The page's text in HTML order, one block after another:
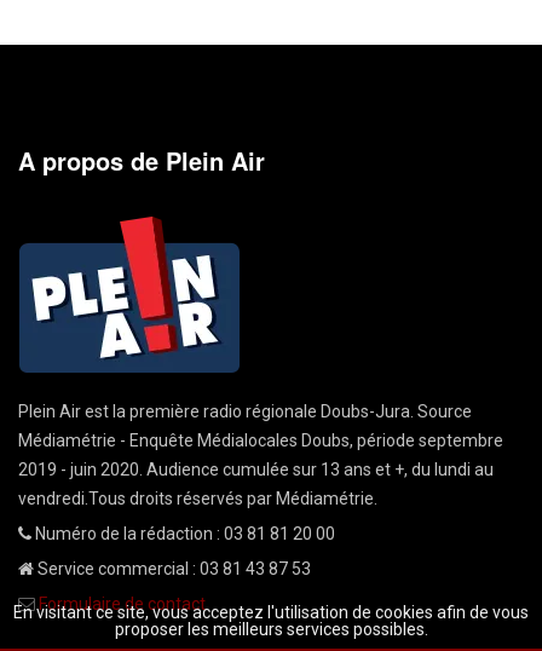
A propos de Plein Air
Plein Air est la première radio régionale Doubs-Jura. Source
Médiamétrie - Enquête Médialocales Doubs, période septembre
2019 - juin 2020. Audience cumulée sur 13 ans et +, du lundi au
vendredi.Tous droits réservés par Médiamétrie.
Numéro de la rédaction : 03 81 81 20 00
Service commercial : 03 81 43 87 53
Formulaire de contact
En visitant ce site, vous acceptez l'utilisation de cookies afin de vous
proposer les meilleurs services possibles.